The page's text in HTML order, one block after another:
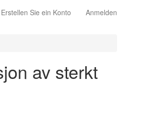
Erstellen Sie ein Konto Anmelden
av sterkt